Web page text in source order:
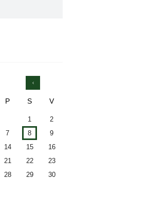
P S V
1
2
7 8
9
14 15
16
21 22
23
28 29
30